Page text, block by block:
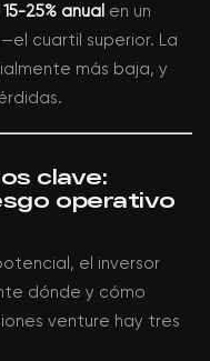
15-25% anual en un
cuartil superior. La
más baja, y
clave:
operativo
el inversor
dónde y cómo
venture hay tres